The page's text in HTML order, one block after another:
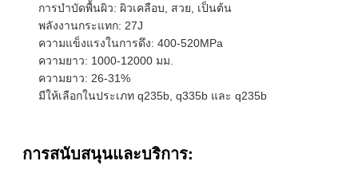
การบําบัดพื้นผิว: ผิวเคลือบ, สวย, เป็นต้น
พลังงานกระแทก: 27J
ความแข็งแรงในการดึง: 400-520MPa
ความยาว: 1000-12000 มม.
ความยาว: 26-31%
มีให้เลือกในประเภท q235b, q335b และ q235b
การสนับสนุนและบริการ: